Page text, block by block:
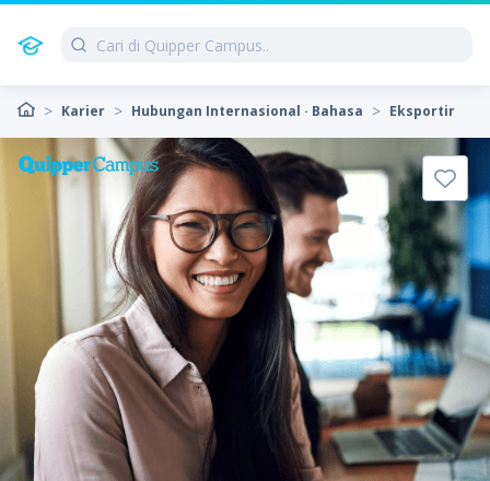
Karier Hubungan Internasional · Bahasa Eksportir